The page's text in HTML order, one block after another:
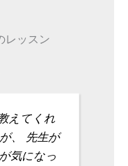
レッスン
えてくれ
、 先生が
気になっ